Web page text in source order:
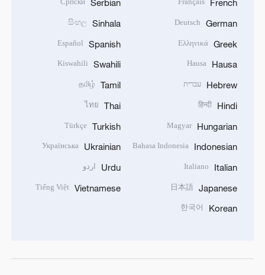
French
German
Deutsch
Greek
Ελληνικά
Hausa
Hausa
Hebrew עברית
Hindi
हिन्दी
Hungarian
Magyar
Indonesian
Bahasa Indonesia
Italian
Italiano
Japanese
日本語
Korean
한국어
Serbian
Sinhala
සිංහල
Spanish
Español
Swahili
Kiswahili
Tamil
தமிழ்
Thai
ไทย
Turkish
Türkçe
Ukrainian
Українська
Urdu اردو
Vietnamese
Tiếng Việt